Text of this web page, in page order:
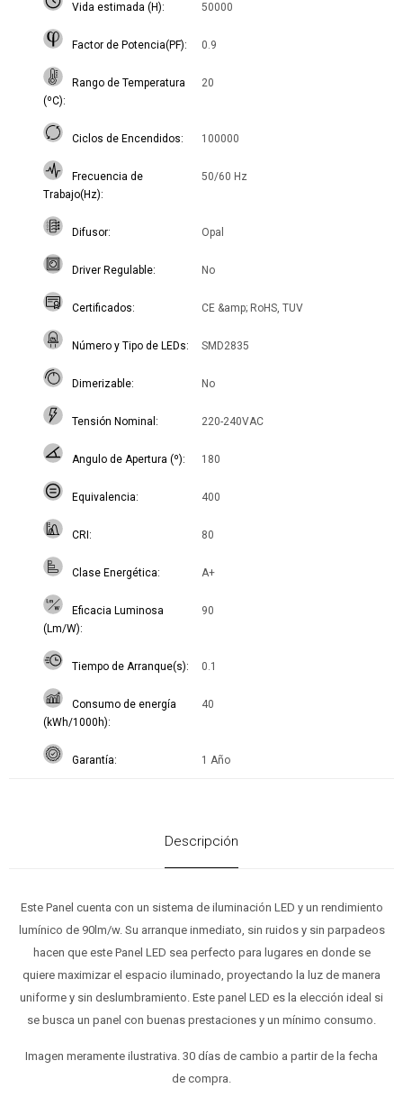
Vida estimada (H) 50000
Factor de Potencia(PF) 0.9
Rango de Temperatura
(ºC)
20
Ciclos de Encendidos 100000
Frecuencia de
Trabajo(Hz)
50/60 Hz
Difusor Opal
Driver Regulable No
Certificados CE &amp; RoHS, TUV
Número y Tipo de LEDs SMD2835
Dimerizable No
Tensión Nominal 220-240VAC
Angulo de Apertura (º) 180
Equivalencia 400
CRI 80
Clase Energética A+
Eficacia Luminosa
(Lm/W)
90
Tiempo de Arranque(s) 0.1
Consumo de energía
(kWh/1000h)
40
Garantía 1 Año
Descripción
Este Panel cuenta con un sistema de iluminación LED y un rendimiento
lumínico de 90lm/w. Su arranque inmediato, sin ruidos y sin parpadeos
hacen que este Panel LED sea perfecto para lugares en donde se
quiere maximizar el espacio iluminado, proyectando la luz de manera
uniforme y sin deslumbramiento. Este panel LED es la elección ideal si
se busca un panel con buenas prestaciones y un mínimo consumo.
Imagen meramente ilustrativa. 30 días de cambio a partir de la fecha
de compra.